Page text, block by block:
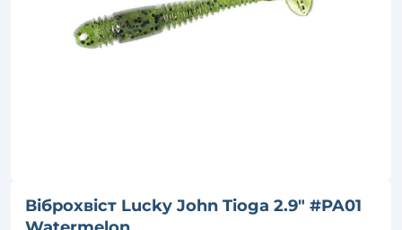
Віброхвіст Lucky John Tioga 2.9" #PA01